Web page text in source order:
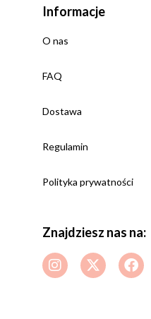
Informacje
O nas
FAQ
Dostawa
Regulamin
Polityka prywatności
Znajdziesz nas na: